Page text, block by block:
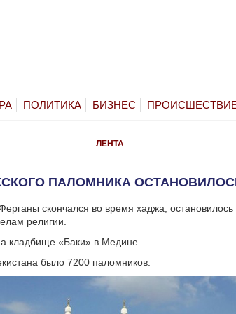
ПОЛИТИКА БИЗНЕС
ЛЕНТА
ПАЛОМНИКА
скончался во время хаджа,
религии.
кладбище «Баки» в Медине.
было 7200 паломников.